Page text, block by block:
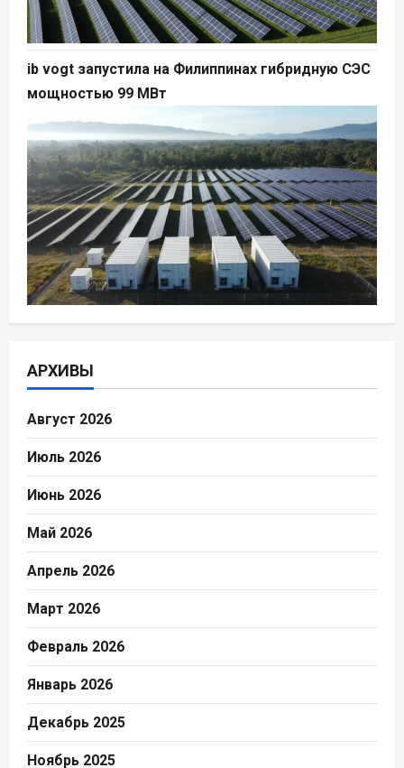
ib vogt запустила на Филиппинах гибридную СЭС
мощностью 99 МВт
АРХИВЫ
Август 2026
Июль 2026
Июнь 2026
Май 2026
Апрель 2026
Март 2026
Февраль 2026
Январь 2026
Декабрь 2025
Ноябрь 2025